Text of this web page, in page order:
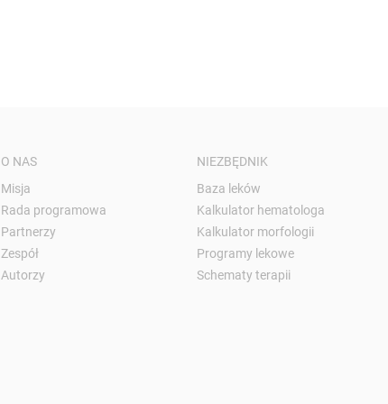
O NAS
Misja
Rada programowa
Partnerzy
Zespół
Autorzy
NIEZBĘDNIK
Baza leków
Kalkulator hematologa
Kalkulator morfologii
Programy lekowe
Schematy terapii